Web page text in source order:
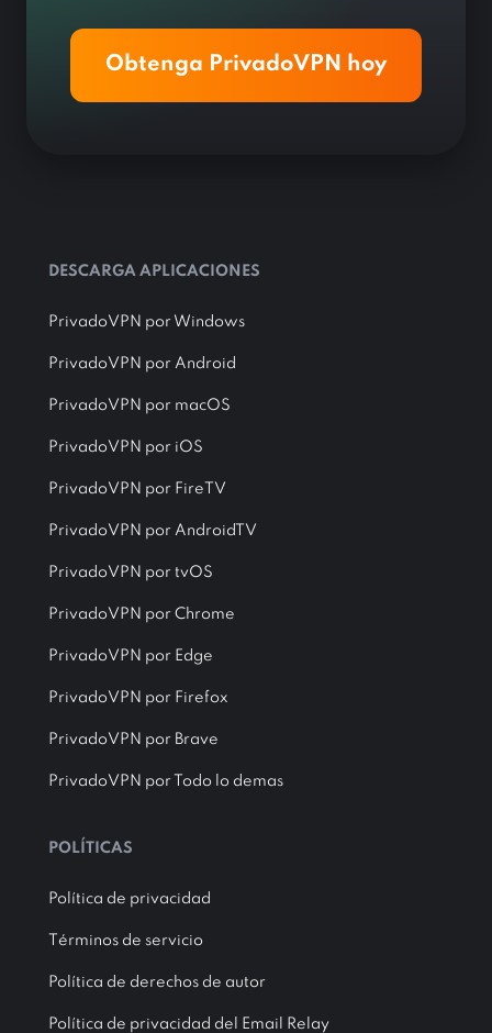
Obtenga PrivadoVPN hoy
DESCARGA APLICACIONES
PrivadoVPN por Windows
PrivadoVPN por Android
PrivadoVPN por macOS
PrivadoVPN por iOS
PrivadoVPN por FireTV
PrivadoVPN por AndroidTV
PrivadoVPN por tvOS
PrivadoVPN por Chrome
PrivadoVPN por Edge
PrivadoVPN por Firefox
PrivadoVPN por Brave
PrivadoVPN por Todo lo demas
POLÍTICAS
Política de privacidad
Términos de servicio
Política de derechos de autor
Política de privacidad del Email Relay